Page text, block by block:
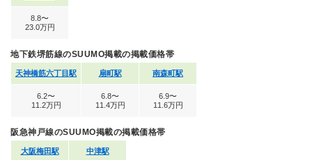
8.8〜
23.0万円
地下鉄堺筋線のSUUMO掲載の掲載価格帯
天神橋筋六丁目駅 扇町駅 南森町駅
6.2〜
11.2万円
6.8〜
11.4万円
6.9〜
11.6万円
阪急神戸線のSUUMO掲載の掲載価格帯
大阪梅田駅 中津駅